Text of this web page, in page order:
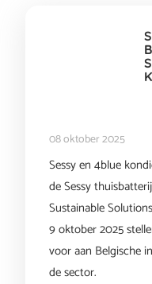
08 oktober 2025
Sessy en 4blue
de Sessy
Sustainable
9 oktober 2025
voor aan Belgische
de sector.